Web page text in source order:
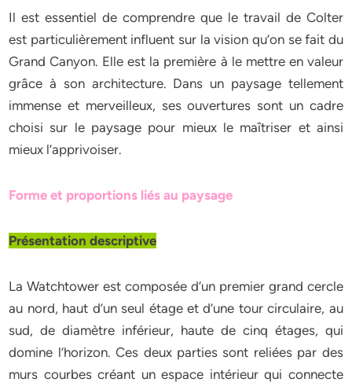
Il est essentiel de comprendre que le travail de Colter
est particulièrement influent sur la vision qu’on se fait du
Grand Canyon. Elle est la première à le mettre en valeur
grâce à son architecture. Dans un paysage tellement
immense et merveilleux, ses ouvertures sont un cadre
choisi sur le paysage pour mieux le maîtriser et ainsi
mieux l’apprivoiser.
Forme et proportions liés au paysage
Présentation descriptive
La Watchtower est composée d’un premier grand cercle
au nord, haut d’un seul étage et d’une tour circulaire, au
sud, de diamètre inférieur, haute de cinq étages, qui
domine l’horizon. Ces deux parties sont reliées par des
murs courbes créant un espace intérieur qui connecte